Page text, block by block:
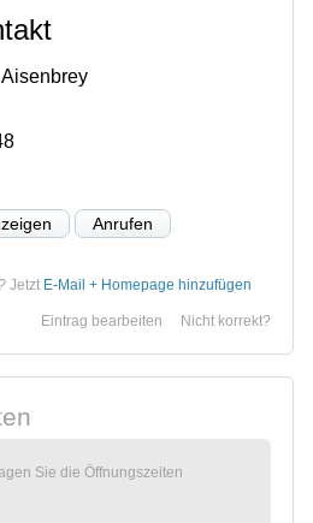
Anrufen
Jetzt E-Mail + Homepage hinzufügen
Nicht korrekt?
Eintrag bearbeiten
Sie die Öffnungszeiten